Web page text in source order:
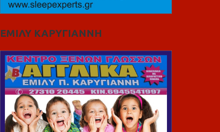
ΕΜΙΛΥ ΚΑΡΥΓΙΑΝΝΗ